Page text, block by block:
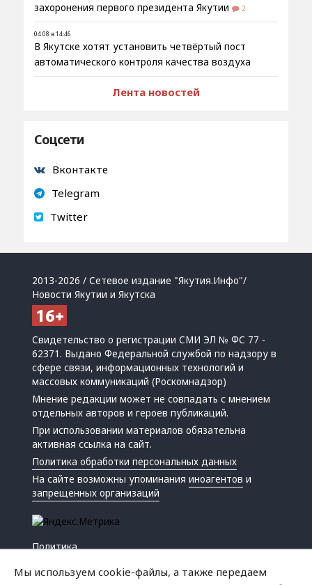
захоронения первого президента Якутии
2
04.08 в 14:46
В Якутске хотят установить четвёртый пост
автоматического контроля качества воздуха
Лента новостей
Соцсети
Вконтакте
Telegram
Twitter
2013-2026 / Сетевое издание "Якутия.Инфо"/
Новости Якутии и Якутска
Свидетельство о регистрации СМИ ЭЛ № ФС 77 -
62371. Выдано Федеральной службой по надзору в
сфере связи, информационных технологий и
массовых коммуникаций (Роскомнадзор)
Мнение редакции может не совпадать с мнением
отдельных авторов и героев публикаций.
При использовании материалов обязательна
активная ссылка на сайт.
Политика обработки персональных данных
На сайте возможны упоминанияиноагентов и
запрещенных организаций
Политика
Мы используем cookie-файлы, а также передаем